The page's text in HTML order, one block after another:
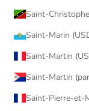
Saint-
Saint-Marin
Saint-Martin
Saint-Martin
Saint-Pierre-et-